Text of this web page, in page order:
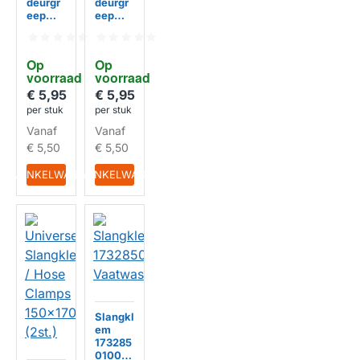
HUISMERK
Op
voorraad
eep
s
00497
522 /
497522
€ 5,95
per stuk
Vanaf
€ 5,50
IN WINKELWAGEN
HUISMERK
Op
voorraad
eep
00497
522 /
497522
€ 5,95
per stuk
Vanaf
€ 5,50
IN WINKELWAGEN
HUISMERK
BI
N
N
E
N
K
O
R
T
L
E
V
E
R
B
A
A
R
Slangkl
em
173285
0100